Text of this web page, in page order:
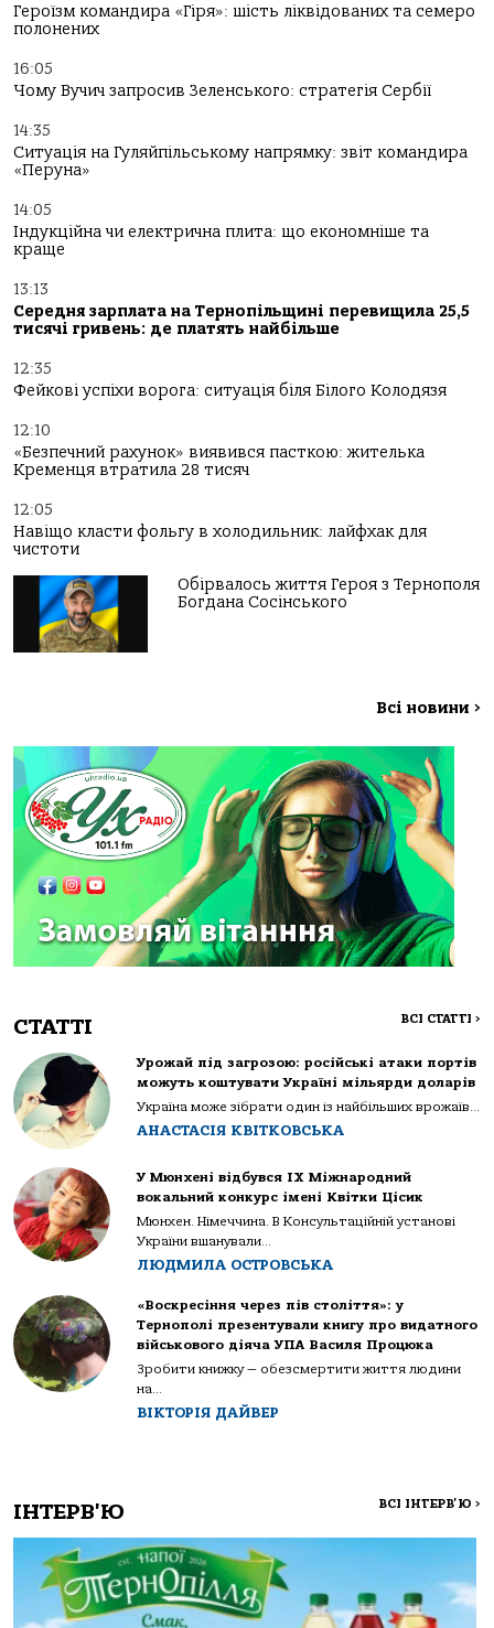
Героїзм командира «Гіря»: шість ліквідованих та семеро
полонених
16:05
Чому Вучич запросив Зеленського: стратегія Сербії
14:35
Ситуація на Гуляйпільському напрямку: звіт командира
«Перуна»
14:05
Індукційна чи електрична плита: що економніше та
краще
13:13
Середня зарплата на Тернопільщині перевищила 25,5
тисячі гривень: де платять найбільше
12:35
Фейкові успіхи ворога: ситуація біля Білого Колодязя
12:10
«Безпечний рахунок» виявився пасткою: жителька
Кременця втратила 28 тисяч
12:05
Навіщо класти фольгу в холодильник: лайфхак для
чистоти
Обірвалось життя Героя з Тернополя
Богдана Сосінського
Всі новини >
СТАТТІ ВСІ СТАТТІ >
Урожай під загрозою: російські атаки портів
можуть коштувати Україні мільярди доларів
Україна може зібрати один із найбільших врожаїв...
АНАСТАСІЯ КВІТКОВСЬКА
У Мюнхені відбувся IX Міжнародний
вокальний конкурс імені Квітки Цісик
Мюнхен. Німеччина. В Консультаційній установі
України вшанували...
ЛЮДМИЛА ОСТРОВСЬКА
«Воскресіння через пів століття»: у
Тернополі презентували книгу про видатного
військового діяча УПА Василя Процюка
Зробити книжку — обезсмертити життя людини
на...
ВІКТОРІЯ ДАЙВЕР
ІНТЕРВ'Ю ВСІ ІНТЕРВ'Ю >